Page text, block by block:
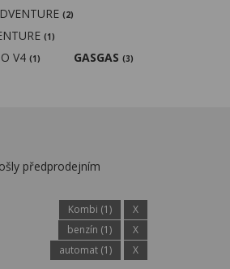
(2)
(1)
V4(1) GASGAS (3)
předprodejním
Kombi (1)
X
benzín (1)
X
automat (1)
X